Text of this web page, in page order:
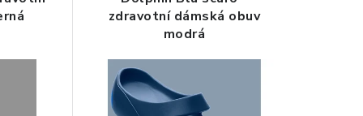
zdravotní dámská obuv
modrá